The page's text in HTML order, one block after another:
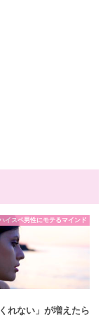
イスペ男性にモテるマインド
れない」が増えたら